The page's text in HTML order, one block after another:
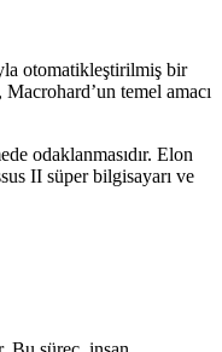
otomatikleştirilmiş bir
temel amacı
odaklanmasıdır. Elon
II süper bilgisayarı ve